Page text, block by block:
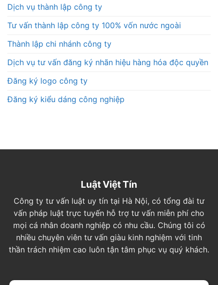
Dịch vụ thành lập công ty
Tư vấn thành lập công ty 100% vốn nước ngoài
Thành lập chi nhánh công ty
Dịch vụ tư vấn đăng ký nhãn hiệu hàng hóa độc quyền
Đăng ký logo công ty
Đăng ký kiểu dáng công nghiệp
Luật Việt Tín
Công ty tư vấn luật uy tín tại Hà Nội, có tổng đài tư
vấn pháp luật trực tuyến hỗ trợ tư vấn miễn phí cho
mọi cá nhân doanh nghiệp có nhu cầu. Chúng tôi có
nhiều chuyên viên tư vấn giàu kinh nghiệm với tinh
thần trách nhiệm cao luôn tận tâm phục vụ quý khách.